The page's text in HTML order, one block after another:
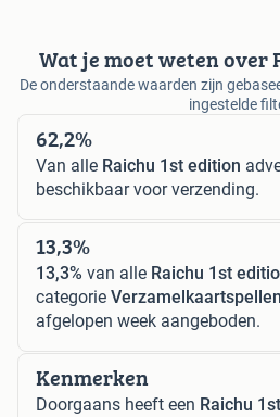
Wat je moet weten over
De onderstaande waarden zijn
ingestelde
62,2%
Van alle Raichu 1st edition
beschikbaar voor verzending.
13,3%
13,3% van alle Raichu 1st
categorie
afgelopen week aangeboden.
Kenmerken
Doorgaans heeft een Raichu